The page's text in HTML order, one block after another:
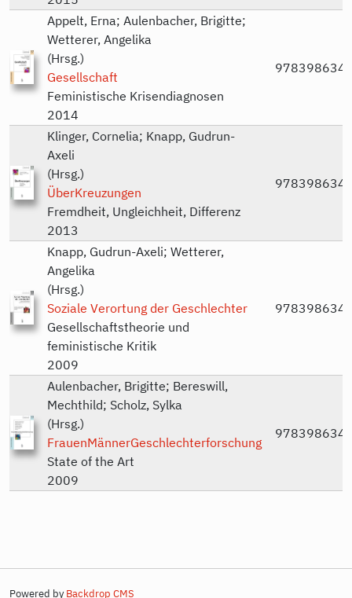
Appelt, Erna; Aulenbacher, Brigitte;
Wetterer, Angelika
(Hrsg.)
Gesellschaft
Feministische Krisendiagnosen
2014
Klinger, Cornelia; Knapp, Gudrun-
Axeli
(Hrsg.)
ÜberKreuzungen
Fremdheit, Ungleichheit, Differenz
2013
Knapp, Gudrun-Axeli; Wetterer,
Angelika
(Hrsg.)
Soziale Verortung der Geschlechter
Gesellschaftstheorie und
feministische Kritik
2009
Aulenbacher, Brigitte; Bereswill,
Mechthild; Scholz, Sylka
(Hrsg.)
FrauenMännerGeschlechterforschung
State of the Art
2009
Powered by Backdrop CMS